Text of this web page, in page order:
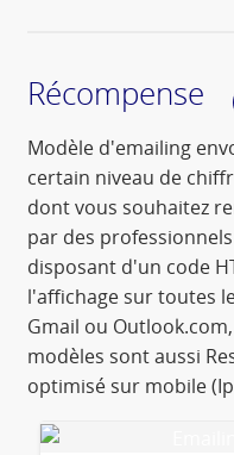
Récompense
Modèle d'emailing
certain niveau de
dont vous souhaitez
par des
disposant d'un code
l'affichage sur toutes
Gmail ou
modèles sont aussi
optimisé sur mobile